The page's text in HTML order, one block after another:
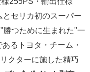
セリカ初のスーパー
勝つために生まれた"一
るトヨタ・チーム・
クターに施した精巧